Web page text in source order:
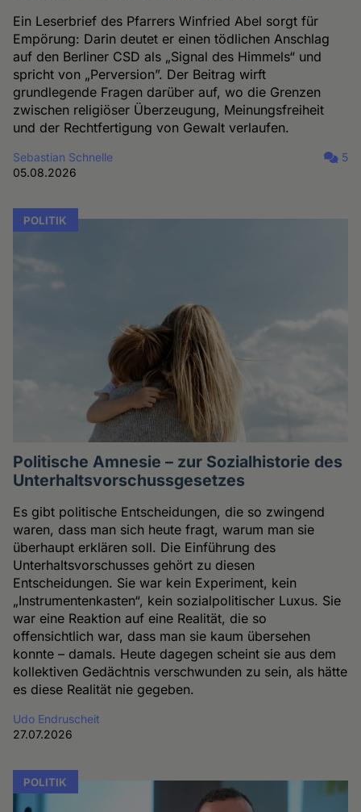
Ein Leserbrief des Pfarrers Winfried Abel sorgt für
Empörung: Darin deutet er einen tödlichen Anschlag
auf den Berliner CSD als „Signal des Himmels“ und
spricht von „Perversion”. Der Beitrag wirft
grundlegende Fragen darüber auf, wo die Grenzen
zwischen religiöser Überzeugung, Meinungsfreiheit
und der Rechtfertigung von Gewalt verlaufen.
Sebastian Schnelle
05.08.2026
5
POLITIK
Politische Amnesie – zur Sozialhistorie des
Unterhaltsvorschussgesetzes
Es gibt politische Entscheidungen, die so zwingend
waren, dass man sich heute fragt, warum man sie
überhaupt erklären soll. Die Einführung des
Unterhaltsvorschusses gehört zu diesen
Entscheidungen. Sie war kein Experiment, kein
„Instrumentenkasten“, kein sozialpolitischer Luxus. Sie
war eine Reaktion auf eine Realität, die so
offensichtlich war, dass man sie kaum übersehen
konnte – damals. Heute dagegen scheint sie aus dem
kollektiven Gedächtnis verschwunden zu sein, als hätte
es diese Realität nie gegeben.
Udo Endruscheit
27.07.2026
POLITIK